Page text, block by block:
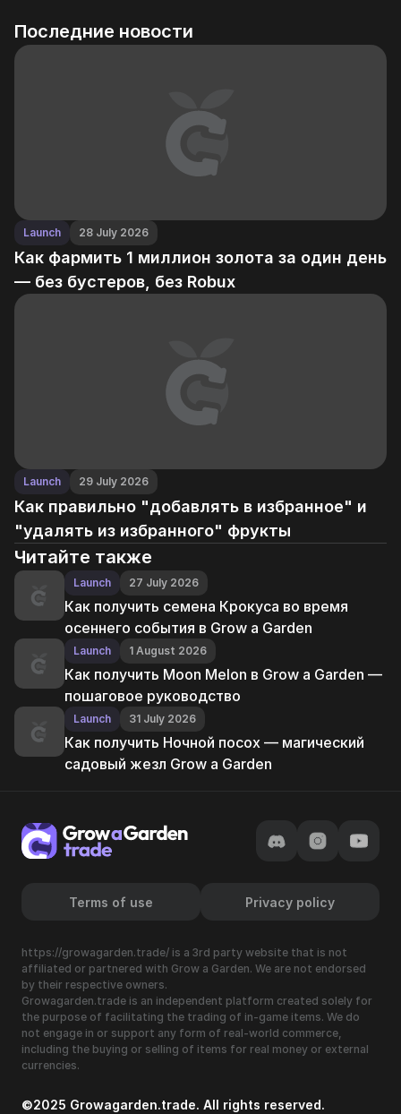
Последние новости
Launch 28 July 2026
Как фармить 1 миллион золота за один день
— без бустеров, без Robux
Launch 29 July 2026
Как правильно "добавлять в избранное" и
"удалять из избранного" фрукты
Читайте также
Launch 27 July 2026
Как получить семена Крокуса во время
осеннего события в Grow a Garden
Launch 1 August 2026
Как получить Moon Melon в Grow a Garden —
пошаговое руководство
Launch 31 July 2026
Как получить Ночной посох — магический
садовый жезл Grow a Garden
Terms of use Privacy policy
https://growagarden.trade/ is a 3rd party website that is not
affiliated or partnered with Grow a Garden. We are not endorsed
by their respective owners.
Growagarden.trade is an independent platform created solely for
the purpose of facilitating the trading of in-game items. We do
not engage in or support any form of real-world commerce,
including the buying or selling of items for real money or external
currencies.
©2025 Growagarden.trade. All rights reserved.